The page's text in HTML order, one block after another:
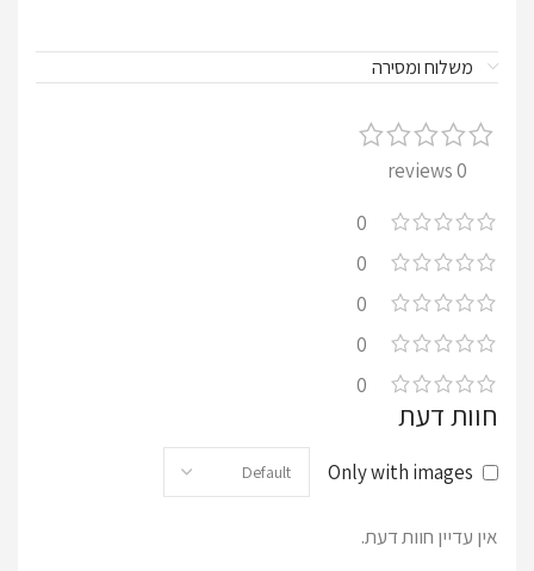
משלוח ומסירה
0 reviews
0
0
0
0
0
חוות דעת
Only with images
אין עדיין חוות דעת.